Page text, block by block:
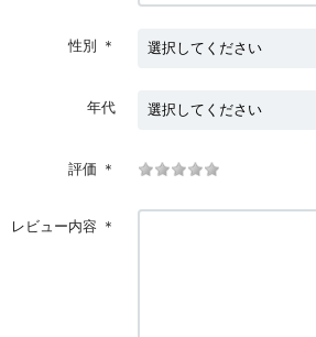
性別 ＊
年代
評価 ＊
レビュー内容 ＊